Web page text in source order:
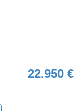
22.950 €